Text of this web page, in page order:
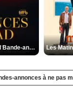
Les Silences de Riyad Bande-annonce VO STFR
annonces à ne pas